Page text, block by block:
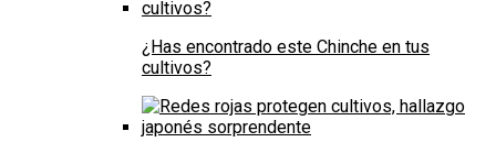
¿Has encontrado este Chinche en tus
cultivos?